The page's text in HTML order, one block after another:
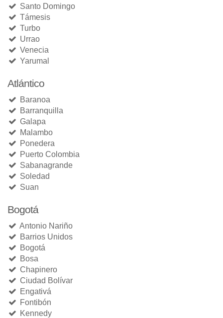
Santo Domingo
Támesis
Turbo
Urrao
Venecia
Yarumal
Atlántico
Baranoa
Barranquilla
Galapa
Malambo
Ponedera
Puerto Colombia
Sabanagrande
Soledad
Suan
Bogotá
Antonio Nariño
Barrios Unidos
Bogotá
Bosa
Chapinero
Ciudad Bolívar
Engativá
Fontibón
Kennedy